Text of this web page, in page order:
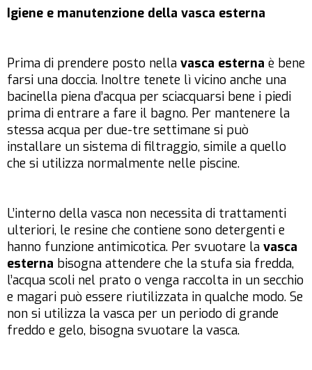
Igiene e manutenzione della vasca esterna
Prima di prendere posto nella vasca esterna è bene
farsi una doccia. Inoltre tenete lì vicino anche una
bacinella piena d’acqua per sciacquarsi bene i piedi
prima di entrare a fare il bagno. Per mantenere la
stessa acqua per due-tre settimane si può
installare un sistema di filtraggio, simile a quello
che si utilizza normalmente nelle piscine.
L’interno della vasca non necessita di trattamenti
ulteriori, le resine che contiene sono detergenti e
hanno funzione antimicotica. Per svuotare la vasca
esterna bisogna attendere che la stufa sia fredda,
l’acqua scoli nel prato o venga raccolta in un secchio
e magari può essere riutilizzata in qualche modo. Se
non si utilizza la vasca per un periodo di grande
freddo e gelo, bisogna svuotare la vasca.